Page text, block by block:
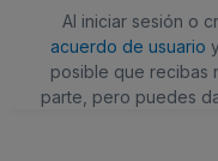
Al iniciar sesión o
acuerdo de usuario
posible que recibas
parte, pero puedes